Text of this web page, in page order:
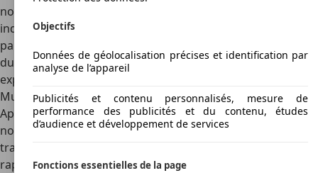
nouvelle Bentley Mulsanne est la première Bentley conçue
indépendamment par Bentley Motors depuis son rachat
par Rolls Royce il y a plus de 80 ans. Aujourd'hui propriété
du groupe Volkswagen, Bentley Motors démontre son
expérience et son savoir-faire avec la majestueuse Bentley
Mulsanne.Lisez plus
Apparue en 1980, la première Bentley Mulsanne tire son
nom de la ville de Mulsanne, en France. Cette ville est
traversée par la courbe Mulsanne, qui est la portion plus
rapide du circuit du Mans où Bentley a remporté à cinq
Objectifs
Données de géolocalisation précises et identification par
analyse de l’appareil
Publicités et contenu personnalisés, mesure de
performance des publicités et du contenu, études
d’audience et développement de services
Fonctions essentielles de la page